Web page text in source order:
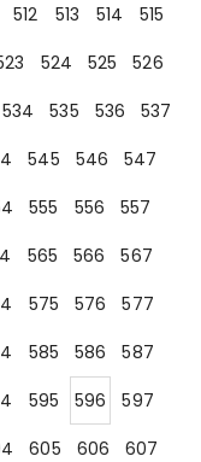
512 513 514
515
524 525
526
534 535 536
537
545 546
547
555 556
557
565 566
567
575 576
577
585 586
587
595 596
597
605 606
607